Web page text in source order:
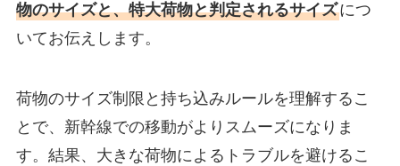
物のサイズと、特大荷物と判定されるサイズにつ
いてお伝えします。
荷物のサイズ制限と持ち込みルールを理解するこ
とで、新幹線での移動がよりスムーズになりま
す。結果、大きな荷物によるトラブルを避けるこ